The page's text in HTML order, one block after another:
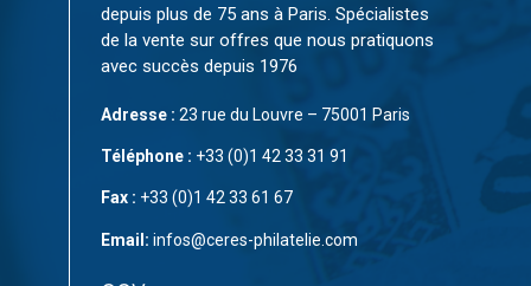
depuis plus de 75 ans à Paris. Spécialistes
de la vente sur offres que nous pratiquons
avec succès depuis 1976
Adresse : 23 rue du Louvre – 75001 Paris
Téléphone : +33 (0)1 42 33 31 91
Fax : +33 (0)1 42 33 61 67
Email: infos@ceres-philatelie.com